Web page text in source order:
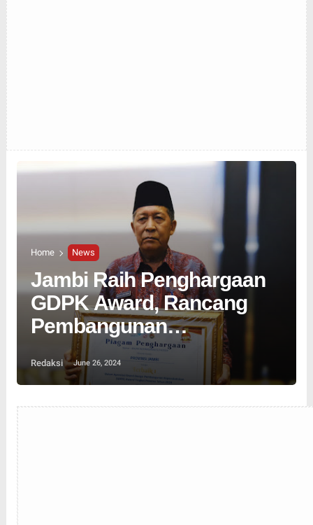
Home News
Jambi Raih Penghargaan
GDPK Award, Rancang
Pembangunan
Kependudukan
Berkualitas
Redaksi June 26, 2024